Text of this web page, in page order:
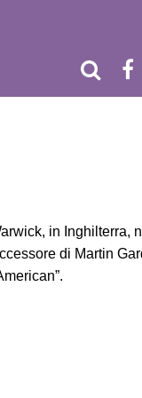
in Inghilterra,
di Martin